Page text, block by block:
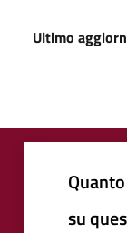
Ultimo
su